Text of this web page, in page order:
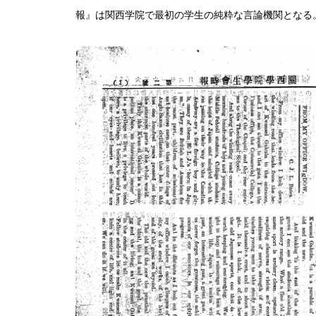
報』は関西学院で最初の学生の純粋な言論機関となる